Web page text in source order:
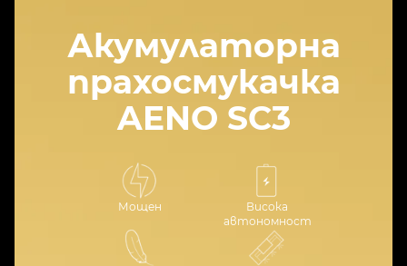
Акумулаторна
прахосмукачка
AENO SC3
Мощен
Висока
автономност